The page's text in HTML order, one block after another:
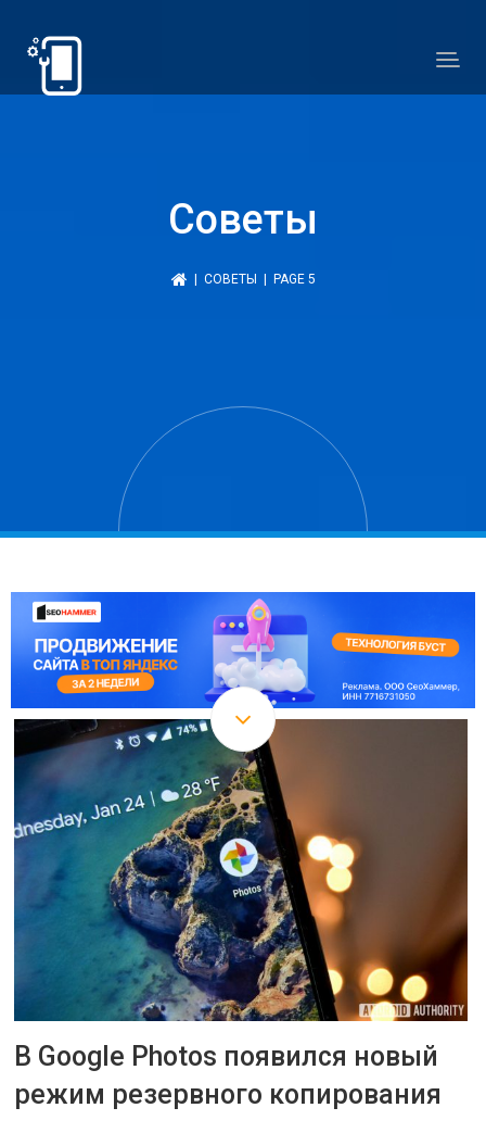
Советы
СОВЕТЫ | PAGE 5
3 ДЕК 2018 | СОВЕТЫ
В Google Photos появился новый
режим резервного копирования